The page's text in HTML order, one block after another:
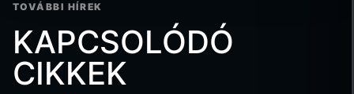
TOVÁBBI HÍREK
KAPCSOLÓDÓ
CIKKEK